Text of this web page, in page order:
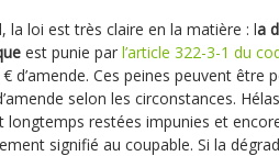
la loi est très claire en la matière : la
est punie par l’article 322-3-1 du
d’amende. Ces peines peuvent être
selon les circonstances.
longtemps restées impunies et
signifié au coupable. Si la